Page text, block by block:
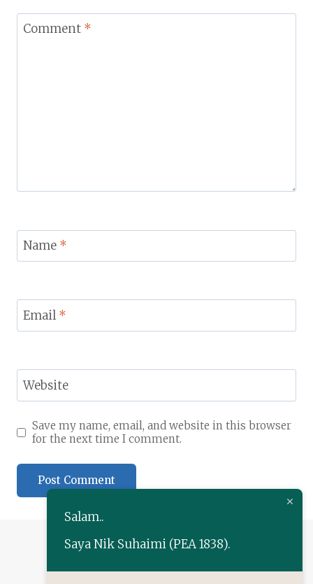
Comment *
Name *
Email *
Website
Save my name, email, and website in this browser
for the next time I comment.
Alternative:Salam..
Saya Nik Suhaimi (PEA 1838).